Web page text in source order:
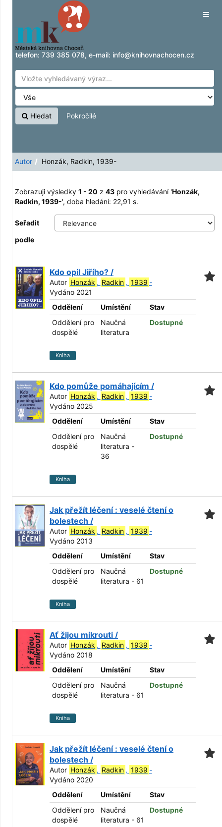
Zobrazuji výsledky1 - 20
Přeskočit na obsah
telefon: 739 385 078, e-mail: info@knihovnachocen.cz
Hledat Pokročilé
Autor Honzák, Radkin, 1939-
Zobrazuji výsledky 1 - 20 z 43 pro vyhledávání 'Honzák,
Radkin, 1939-', doba hledání: 22,91 s.
Seřadit
podle
Kdo opil Jiřího? /
Autor Honzák , Radkin , 1939 -
Vydáno 2021
Oddělení
Umístění
Stav
Oddělení pro
dospělé
Naučná
literatura
Dostupné
Kniha
Kdo pomůže pomáhajícím /
Autor Honzák , Radkin , 1939 -
Vydáno 2025
Oddělení
Umístění
Stav
Oddělení pro
dospělé
Naučná
literatura -
36
Dostupné
Kniha
Jak přežít léčení : veselé čtení o
bolestech /
Autor Honzák , Radkin , 1939 -
Vydáno 2013
Oddělení
Umístění
Stav
Oddělení pro
dospělé
Naučná
literatura - 61
Dostupné
Kniha
Ať žijou mikrouti /
Autor Honzák , Radkin , 1939 -
Vydáno 2018
Oddělení
Umístění
Stav
Oddělení pro
dospělé
Naučná
literatura - 61
Dostupné
Kniha
Jak přežít léčení : veselé čtení o
bolestech /
Autor Honzák , Radkin , 1939 -
Vydáno 2020
Oddělení
Umístění
Stav
Oddělení pro
dospělé
Naučná
literatura - 61
Dostupné